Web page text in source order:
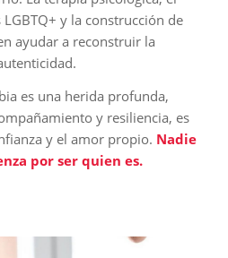
y la construcción de
ayudar a reconstruir la
es una herida profunda,
y resiliencia, es
y el amor propio. Nadie
por ser quien es.